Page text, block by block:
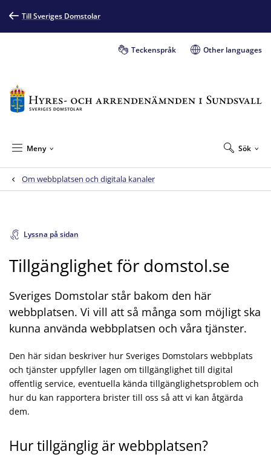
Till Sveriges Domstolar
Teckenspråk Other languages
Sök
Meny
Om webbplatsen och digitala kanaler
Lyssna på sidan
Tillgänglighet för domstol.se
Sveriges Domstolar står bakom den här
webbplatsen. Vi vill att så många som möjligt ska
kunna använda webbplatsen och våra tjänster.
Den här sidan beskriver hur Sveriges Domstolars webbplats
och tjänster uppfyller lagen om tillgänglighet till digital
offentlig service, eventuella kända tillgänglighetsproblem och
hur du kan rapportera brister till oss så att vi kan åtgärda
dem.
Hur tillgänglig är webbplatsen?